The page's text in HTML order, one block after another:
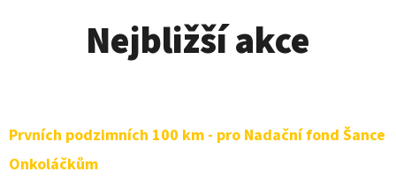
Nejbližší akce
Prvních podzimních 100 km - pro Nadační fond Šance
Onkoláčkům